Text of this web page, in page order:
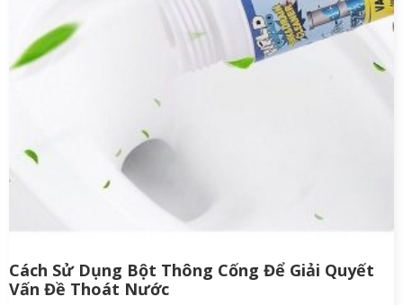
Cách Sử Dụng Bột Thông Cống Để Giải Quyết
Vấn Đề Thoát Nước